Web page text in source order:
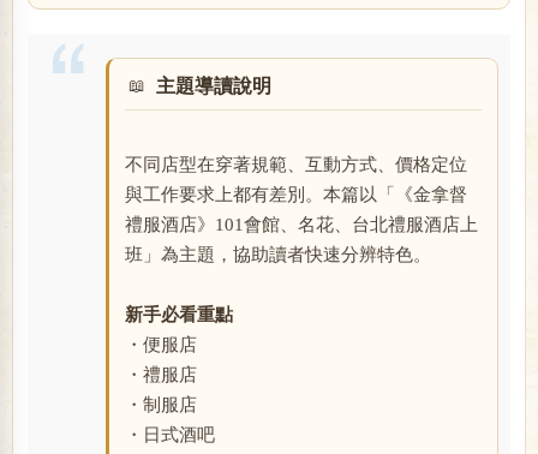
主題導讀說明
不同店型在穿著規範、互動方式、價格定位
與工作要求上都有差別。本篇以「《金拿督
禮服酒店》101會館、名花、台北禮服酒店上
班」為主題，協助讀者快速分辨特色。
新手必看重點
・便服店
・禮服店
・制服店
・日式酒吧